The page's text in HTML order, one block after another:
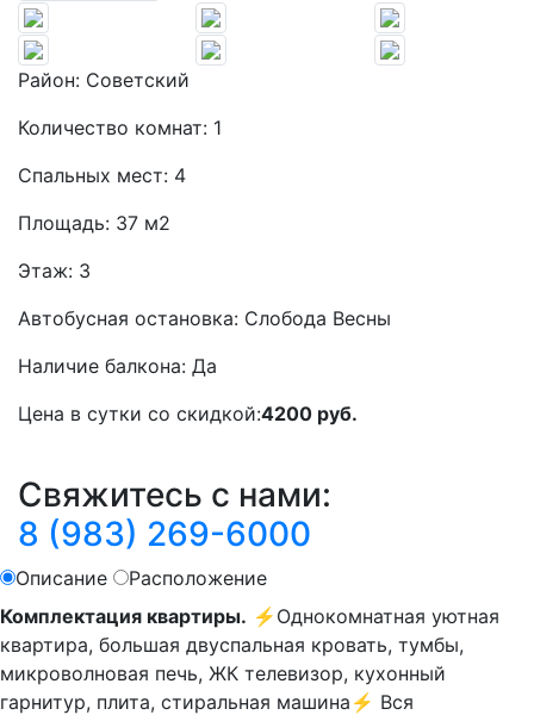
Район: Советский
Количество комнат: 1
Спальных мест: 4
Площадь: 37 м2
Этаж: 3
Автобусная остановка: Слобода Весны
Наличие балкона: Да
Цена в сутки со скидкой:4200 руб.
Свяжитесь с нами:
8 (983) 269-6000
Описание
Расположение
Комплектация квартиры. ⚡Однокомнатная уютная
квартира, большая двуспальная кровать, тумбы,
микроволновая печь, ЖК телевизор, кухонный
гарнитур, плита, стиральная машина⚡ Вся